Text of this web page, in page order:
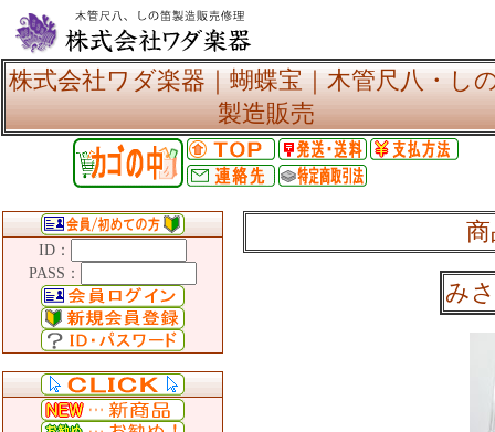
株式会社ワダ楽器｜蝴蝶宝｜木管尺八・し
製造販売
ID：
PASS：
み